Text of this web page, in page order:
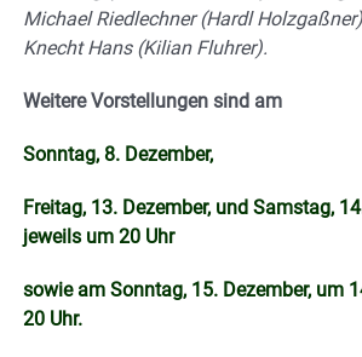
Michael Riedlechner (Hardl
Knecht Hans (Kilian Fluhrer).
Weitere Vorstellungen sind am
Sonntag, 8. Dezember,
Freitag, 13. Dezember, und Samstag,
jeweils um 20 Uhr
sowie am Sonntag, 15. Dezember, um
20 Uhr.